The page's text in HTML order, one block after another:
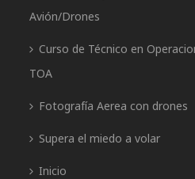
Avión/Drones
Curso de Técnico en
TOA
Fotografía Aerea con drones
Supera el miedo a volar
Inicio